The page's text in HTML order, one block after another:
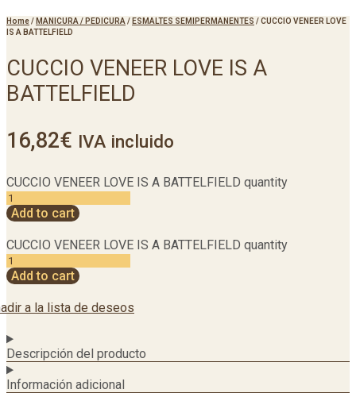
Home/ MANICURA / PEDICURA / ESMALTES SEMIPERMANENTES /CUCCIO VENEER LOVE
IS A BATTELFIELD
CUCCIO VENEER LOVE IS A
BATTELFIELD
16,82€ IVA incluido
CUCCIO VENEER LOVE IS A BATTELFIELD quantity
Add to cart
CUCCIO VENEER LOVE IS A BATTELFIELD quantity
Add to cart
a la lista de deseos
Descripción del producto
Información adicional